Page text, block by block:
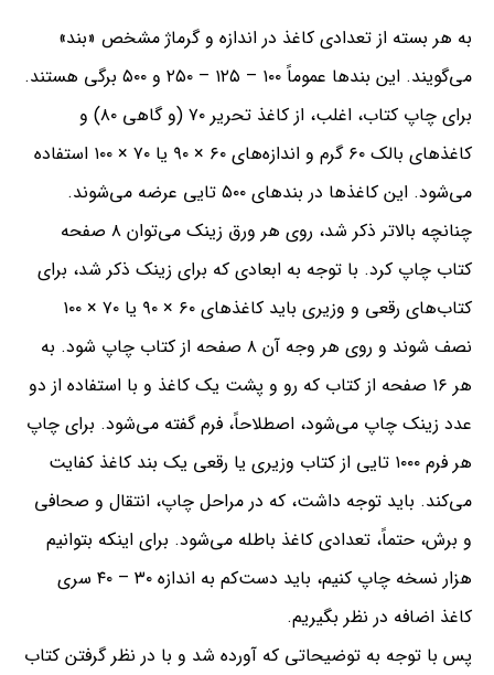
به هر بسته از تعدادی کاغذ در اندازه‌ و گرماژ مشخص «بند»
می‌گویند. این بندها عموماً ۱۰۰ – ۱۲۵ – ۲۵۰ و ۵۰۰ برگی هستند.
برای چاپ کتاب، اغلب، از کاغذ تحریر ۷۰ (و گاهی ۸۰)‌ و
کاغذهای بالک ۶۰ گرم و اندازه‌های ۶۰ × ۹۰ یا ۷۰ × ۱۰۰ استفاده
می‌شود. این کاغذها در بندهای ۵۰۰ تایی عرضه می‌شوند.
چنانچه بالاتر ذکر شد،‌ روی هر ورق زینک می‌توان ۸ صفحه
کتاب چاپ کرد. با توجه به ابعادی که برای زینک ذکر شد، برای
کتاب‌های رقعی و وزیری باید کاغذهای ۶۰ ×‌ ۹۰ یا ۷۰ × ۱۰۰
نصف شوند و روی هر وجه آن ۸ صفحه از کتاب چاپ شود. به
هر ۱۶ صفحه از کتاب که رو و پشت یک کاغذ و با استفاده از دو
عدد زینک چاپ می‌شود،‌ اصطلاحاً،‌ فرم گفته می‌شود. برای چاپ
هر فرم ۱۰۰۰ تایی از کتاب وزیری یا رقعی یک بند کاغذ کفایت
می‌کند. باید توجه داشت، که در مراحل چاپ،‌ انتقال و صحافی
و برش،‌ حتماً،‌ تعدادی کاغذ باطله می‌شود. برای اینکه بتوانیم
هزار نسخه چاپ کنیم،‌ باید دست‌کم به اندازه ۳۰ – ۴۰ سری
کاغذ اضافه در نظر بگیریم.
پس با توجه به توضیحاتی که آورده شد و با در نظر گرفتن کتاب